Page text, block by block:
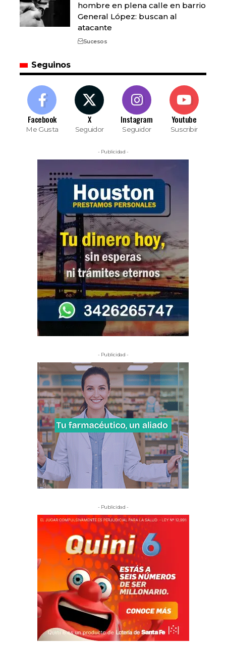
hombre en plena calle en barrio
General López: buscan al
atacante
Sucesos
Seguinos
Facebook
Me Gusta
X
Seguidor
Instagram
Seguidor
Youtube
Suscribir
- Publicidad -
- Publicidad -
- Publicidad -